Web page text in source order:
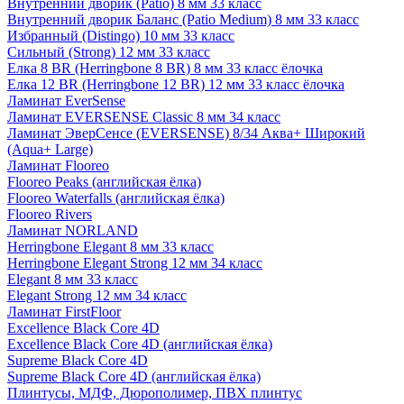
Внутренний дворик (Patio) 8 мм 33 класс
Внутренний дворик Баланс (Patio Medium) 8 мм 33 класс
Избранный (Distingo) 10 мм 33 класс
Сильный (Strong) 12 мм 33 класс
Елка 8 BR (Herringbone 8 BR) 8 мм 33 класс ёлочка
Елка 12 BR (Herringbone 12 BR) 12 мм 33 класс ёлочка
Ламинат EverSense
Ламинат EVERSENSE Classic 8 мм 34 класс
Ламинат ЭверСенсе (EVERSENSE) 8/34 Аква+ Широкий
(Aqua+ Large)
Ламинат Flooreo
Flooreo Peaks (английская ёлка)
Flooreo Waterfalls (английская ёлка)
Flooreo Rivers
Ламинат NORLAND
Herringbone Elegant 8 мм 33 класс
Herringbone Elegant Strong 12 мм 34 класс
Elegant 8 мм 33 класс
Elegant Strong 12 мм 34 класс
Ламинат FirstFloor
Excellence Black Core 4D
Excellence Black Core 4D (английская ёлка)
Supreme Black Core 4D
Supreme Black Core 4D (английская ёлка)
Плинтусы, МДФ, Дюрополимер, ПВХ плинтус